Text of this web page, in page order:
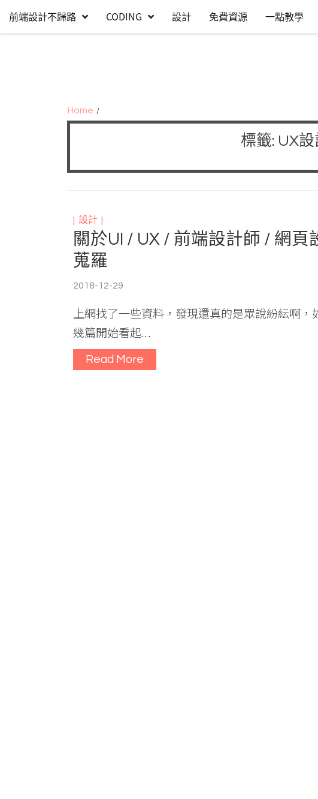
to
navigation
to
content
前端設計不歸路 CODING 設計 免費資源 一點教學
Home
標籤: UX設
設計
關於UI / UX / 前端設計師 / 網
蒐羅
2018-12-29
上網找了一些資料，發現還真的是眾說紛紜啊
幾篇開始看起…
Read More